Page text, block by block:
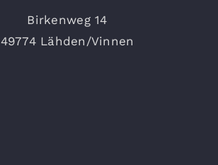
Birkenweg 14
49774 Lähden/Vinnen